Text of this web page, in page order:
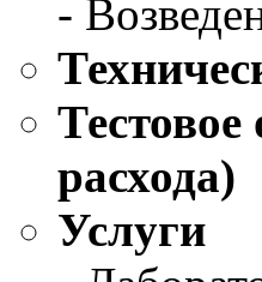
-
расхода)
Услуги